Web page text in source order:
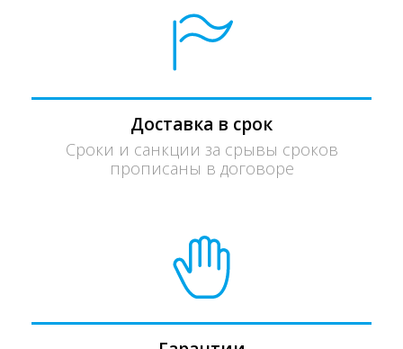
Доставка в срок
Сроки и санкции за срывы сроков
прописаны в договоре